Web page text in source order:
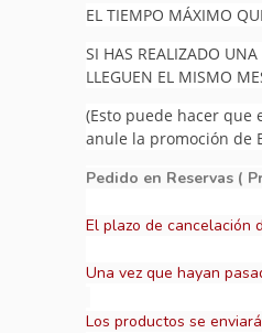
EL TIEMPO MÁXIMO
SI HAS REALIZADO
LLEGUEN EL MISMO
(Esto puede hacer que
anule la promoción de
Pedido en Reservas (
El plazo de cancelación
Una vez que hayan
Los productos se